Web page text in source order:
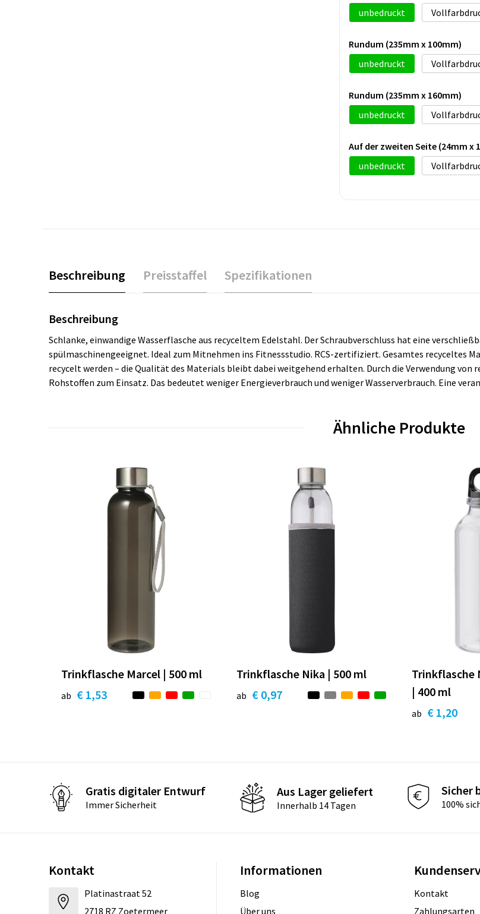
unbedruckt
Rundum (235mm x 100mm)
unbedruckt
Rundum (235mm x 160mm)
unbedruckt
Auf der zweiten Seite (24mm x
unbedruckt
Beschreibung Preisstaffel Spezifikationen
Beschreibung
Schlanke, einwandige Wasserflasche aus recyceltem Edelstahl. Der Schraubverschluss hat eine
spülmaschinengeeignet. Ideal zum Mitnehmen ins Fitnessstudio. RCS-zertifiziert. Gesamtes recyceltes
recycelt werden – die Qualität des Materials bleibt dabei weitgehend erhalten. Durch die Verwendung
Rohstoffen zum Einsatz. Das bedeutet weniger Energieverbrauch und weniger Wasserverbrauch. Eine
Ähnliche Produkte
Trinkflasche Marcel | 500 ml
ab € 1,53
Trinkflasche Nika | 500 ml
ab € 0,97
Trinkflasche
| 400 ml
ab € 1,20
Gratis digitaler Entwurf
Immer Sicherheit
Aus Lager geliefert
Innerhalb 14 Tagen
Sicher
100%
Kontakt
Platinastraat 52
2718 RZ Zoetermeer
Informationen
Blog
Über uns
Kontakt
Zahlungsarten